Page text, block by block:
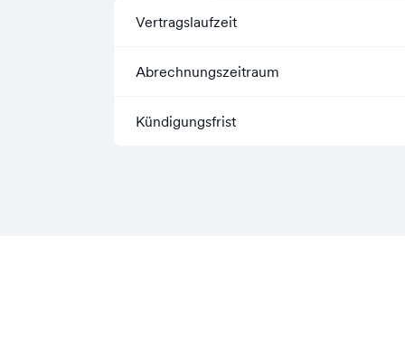
Vertragslaufzeit
Abrechnungszeitraum
Kündigungsfrist